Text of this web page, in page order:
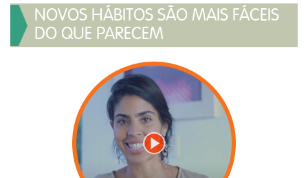
NOVOS HÁBITOS SÃO MAIS FÁCEIS
DO QUE PARECEM